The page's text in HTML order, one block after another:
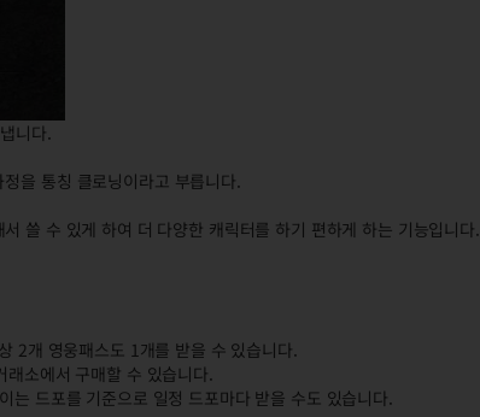
니다.
을 통칭 클로닝이라고 부릅니다.
쓸 수 있게 하여 더 다양한 캐릭터를 하기 편하게 하는 기능입니다.
2개 영웅패스도 1개를 받을 수 있습니다.
소에서 구매할 수 있습니다.
는 드포를 기준으로 일정 드포마다 받을 수도 있습니다.